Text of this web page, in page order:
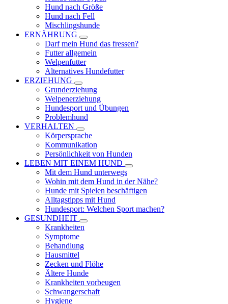
Hund nach Größe
Hund nach Fell
Mischlingshunde
ERNÄHRUNG
Darf mein Hund das fressen?
Futter allgemein
Welpenfutter
Alternatives Hundefutter
ERZIEHUNG
Grunderziehung
Welpenerziehung
Hundesport und Übungen
Problemhund
VERHALTEN
Körpersprache
Kommunikation
Persönlichkeit von Hunden
LEBEN MIT EINEM HUND
Mit dem Hund unterwegs
Wohin mit dem Hund in der Nähe?
Hunde mit Spielen beschäftigen
Alltagstipps mit Hund
Hundesport: Welchen Sport machen?
GESUNDHEIT
Krankheiten
Symptome
Behandlung
Hausmittel
Zecken und Flöhe
Ältere Hunde
Krankheiten vorbeugen
Schwangerschaft
Hygiene